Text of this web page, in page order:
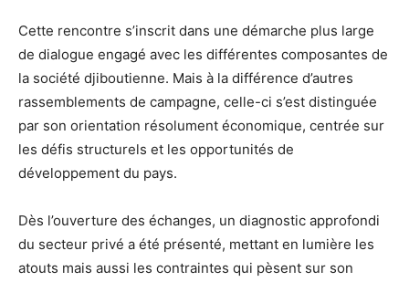
Cette rencontre s’inscrit dans une démarche plus large
de dialogue engagé avec les différentes composantes de
la société djiboutienne. Mais à la différence d’autres
rassemblements de campagne, celle-ci s’est distinguée
par son orientation résolument économique, centrée sur
les défis structurels et les opportunités de
développement du pays.
Dès l’ouverture des échanges, un diagnostic approfondi
du secteur privé a été présenté, mettant en lumière les
atouts mais aussi les contraintes qui pèsent sur son